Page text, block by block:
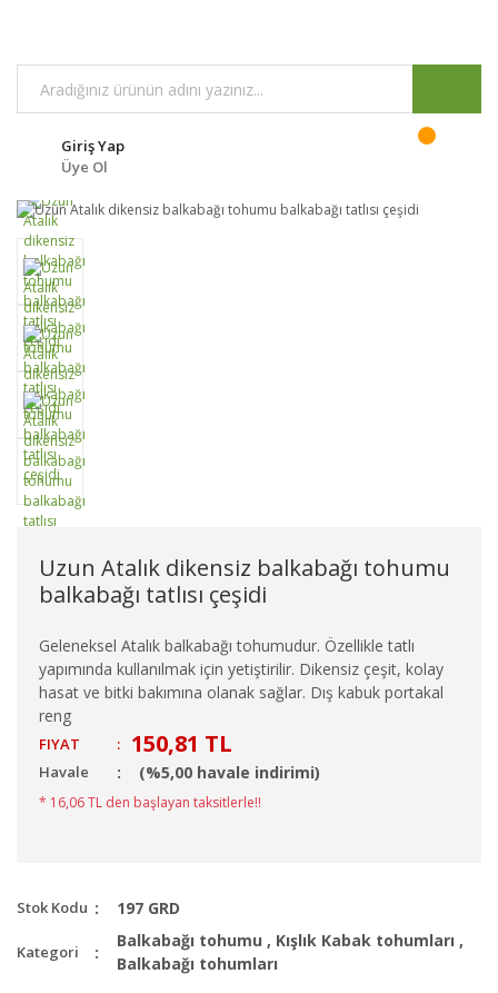
Giriş Yap
Üye Ol
Uzun Atalık dikensiz balkabağı tohumu
balkabağı tatlısı çeşidi
Geleneksel Atalık balkabağı tohumudur. Özellikle tatlı
yapımında kullanılmak için yetiştirilir. Dikensiz çeşit, kolay
hasat ve bitki bakımına olanak sağlar. Dış kabuk portakal
reng
FIYAT : 150,81 TL
Havale (%5,00 havale indirimi)
* 16,06 TL den başlayan taksitlerle!!
Stok Kodu 197 GRD
Kategori
Balkabağı tohumu , Kışlık Kabak tohumları ,
Balkabağı tohumları